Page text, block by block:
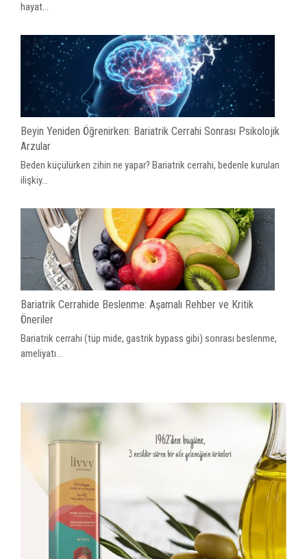
hayat...
Beyin Yeniden Öğrenirken: Bariatrik Cerrahi Sonrası Psikolojik
Arzular
Beden küçülürken zihin ne yapar? Bariatrik cerrahi, bedenle kurulan
ilişkiy...
Bariatrik Cerrahide Beslenme: Aşamalı Rehber ve Kritik
Öneriler
Bariatrik cerrahi (tüp mide, gastrik bypass gibi) sonrası beslenme,
ameliyatı...